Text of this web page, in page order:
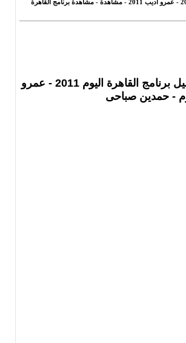
برنامج القاهرة اليوم - 21/9/2011 - تحميل برنامج القاهرة اليوم - القاهرة اليوم 21/9/2011 - عمرو اديب - تحميل برنامج القاهرة اليوم 2011 - عمرو اديب - صور عمرو اديب 2011 - عمرو اديب 2011 - مشاهدة - مشاهدة برنامج القاهرة
برنامج القاهرة اليوم - 21/9/2011 - تحميل برنامج القاهرة اليوم - القاهرة اليوم 21/9/2011 - عمرو اديب - تحميل برنامج القاهرة اليوم 2011 - عمرو